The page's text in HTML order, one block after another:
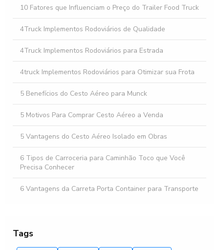
para Seu Negócio
Como Facilitar o Aluguel de Implementos Rodoviários para
sua Empresa
10 Fatores que Influenciam o Preço do Trailer Food Truck
4Truck Implementos Rodoviários de Qualidade
4Truck Implementos Rodoviários para Estrada
4truck Implementos Rodoviários para Otimizar sua Frota
5 Benefícios do Cesto Aéreo para Munck
5 Motivos Para Comprar Cesto Aéreo a Venda
5 Vantagens do Cesto Aéreo Isolado em Obras
6 Tipos de Carroceria para Caminhão Toco que Você
Precisa Conhecer
6 Vantagens da Carreta Porta Container para Transporte
Tags